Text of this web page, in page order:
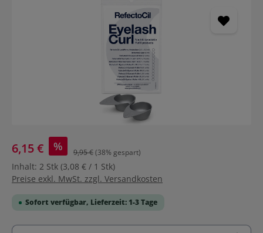
6,15 € % 9,95 €(38% gespart)
Inhalt: 2 Stk (3,08 € / 1 Stk)
Preise exkl. MwSt. zzgl. Versandkosten
Sofort verfügbar, Lieferzeit: 1-3 Tage